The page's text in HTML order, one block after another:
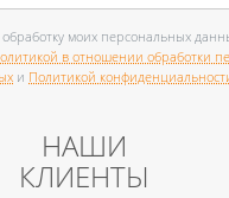
моих персональных
в отношении обработки
и Политикой
НАШИ
КЛИЕНТЫ